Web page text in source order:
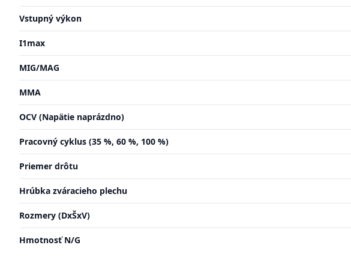
Vstupný výkon
I1max
MIG/MAG
MMA
OCV (Napätie naprázdno)
Pracovný cyklus (35 %, 60 %, 100 %)
Priemer drôtu
Hrúbka zváracieho plechu
Rozmery (DxŠxV)
Hmotnosť N/G